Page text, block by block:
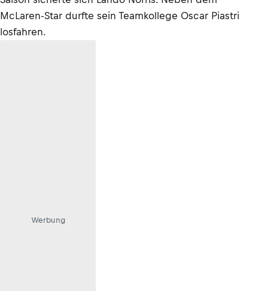
McLaren-Star durfte sein Teamkollege Oscar Piastri
losfahren.
Werbung